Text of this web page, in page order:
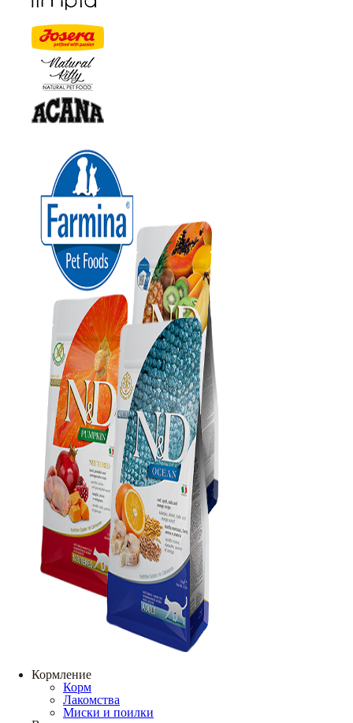
Кормление
Корм
Лакомства
Миски и поилки